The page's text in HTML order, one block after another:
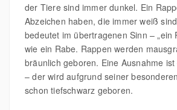
der Tiere sind immer dunkel. Ein
Abzeichen haben, die immer weiß
bedeutet im übertragenen Sinn – „ein
wie ein Rabe. Rappen werden
bräunlich geboren. Eine Ausnahme
– der wird aufgrund seiner
schon tiefschwarz geboren.